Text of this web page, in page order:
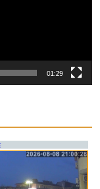
01:29